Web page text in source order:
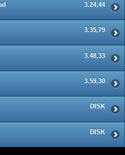
3.24,44
3.35,79
3.48,33
3.59,30
DISK
DISK